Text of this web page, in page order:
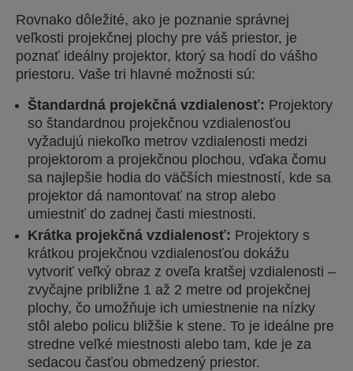
Rovnako dôležité, ako je poznanie správnej
veľkosti projekčnej plochy pre váš priestor, je
poznať ideálny projektor, ktorý sa hodí do vášho
priestoru. Vaše tri hlavné možnosti sú:
Štandardná projekčná vzdialenosť: Projektory
so štandardnou projekčnou vzdialenosťou
vyžadujú niekoľko metrov vzdialenosti medzi
projektorom a projekčnou plochou, vďaka čomu
sa najlepšie hodia do väčších miestností, kde sa
projektor dá namontovať na strop alebo
umiestniť do zadnej časti miestnosti.
Krátka projekčná vzdialenosť: Projektory s
krátkou projekčnou vzdialenosťou dokážu
vytvoriť veľký obraz z oveľa kratšej vzdialenosti –
zvyčajne približne 1 až 2 metre od projekčnej
plochy, čo umožňuje ich umiestnenie na nízky
stôl alebo policu bližšie k stene. To je ideálne pre
stredne veľké miestnosti alebo tam, kde je za
sedacou časťou obmedzený priestor.